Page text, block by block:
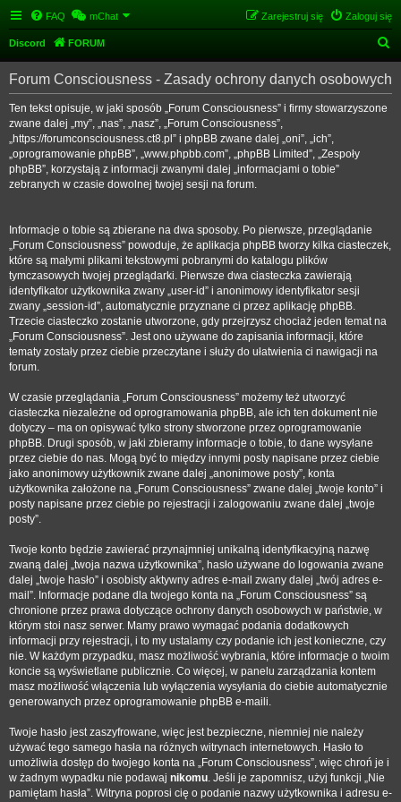
FAQ mChat Zaloguj się
Zarejestruj się
Discord FORUM
z
Forum Consciousness - Zasady ochrony danych osobowych
Ten tekst opisuje, w jaki sposób „Forum Consciousness” i firmy stowarzyszone
zwane dalej „my”, „nas”, „nasz”, „Forum Consciousness”,
„https://forumconsciousness.ct8.pl” i phpBB zwane dalej „oni”, „ich”,
„oprogramowanie phpBB”, „www.phpbb.com”, „phpBB Limited”, „Zespoły
phpBB”, korzystają z informacji zwanymi dalej „informacjami o tobie”
zebranych w czasie dowolnej twojej sesji na forum.
Informacje o tobie są zbierane na dwa sposoby. Po pierwsze, przeglądanie
„Forum Consciousness” powoduje, że aplikacja phpBB tworzy kilka ciasteczek,
które są małymi plikami tekstowymi pobranymi do katalogu plików
tymczasowych twojej przeglądarki. Pierwsze dwa ciasteczka zawierają
identyfikator użytkownika zwany „user-id” i anonimowy identyfikator sesji
zwany „session-id”, automatycznie przyznane ci przez aplikację phpBB.
Trzecie ciasteczko zostanie utworzone, gdy przejrzysz chociaż jeden temat na
„Forum Consciousness”. Jest ono używane do zapisania informacji, które
tematy zostały przez ciebie przeczytane i służy do ułatwienia ci nawigacji na
forum.
W czasie przeglądania „Forum Consciousness” możemy też utworzyć
ciasteczka niezależne od oprogramowania phpBB, ale ich ten dokument nie
dotyczy – ma on opisywać tylko strony stworzone przez oprogramowanie
phpBB. Drugi sposób, w jaki zbieramy informacje o tobie, to dane wysyłane
przez ciebie do nas. Mogą być to między innymi posty napisane przez ciebie
jako anonimowy użytkownik zwane dalej „anonimowe posty”, konta
użytkownika założone na „Forum Consciousness” zwane dalej „twoje konto” i
posty napisane przez ciebie po rejestracji i zalogowaniu zwane dalej „twoje
posty”.
Twoje konto będzie zawierać przynajmniej unikalną identyfikacyjną nazwę
zwaną dalej „twoja nazwa użytkownika”, hasło używane do logowania zwane
dalej „twoje hasło” i osobisty aktywny adres e-mail zwany dalej „twój adres e-
mail”. Informacje podane dla twojego konta na „Forum Consciousness” są
chronione przez prawa dotyczące ochrony danych osobowych w państwie, w
którym stoi nasz serwer. Mamy prawo wymagać podania dodatkowych
informacji przy rejestracji, i to my ustalamy czy podanie ich jest konieczne, czy
nie. W każdym przypadku, masz możliwość wybrania, które informacje o twoim
koncie są wyświetlane publicznie. Co więcej, w panelu zarządzania kontem
masz możliwość włączenia lub wyłączenia wysyłania do ciebie automatycznie
generowanych przez oprogramowanie phpBB e-maili.
Twoje hasło jest zaszyfrowane, więc jest bezpieczne, niemniej nie należy
używać tego samego hasła na różnych witrynach internetowych. Hasło to
umożliwia dostęp do twojego konta na „Forum Consciousness”, więc chroń je i
w żadnym wypadku nie podawaj nikomu. Jeśli je zapomnisz, użyj funkcji „Nie
pamiętam hasła”. Witryna poprosi cię o podanie nazwy użytkownika i adresu e-